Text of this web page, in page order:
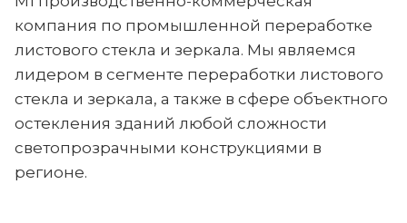
компания по промышленной переработке
листового стекла и зеркала. Мы являемся
лидером в сегменте переработки листового
стекла и зеркала, а также в сфере объектного
остекления зданий любой сложности
светопрозрачными конструкциями в
регионе.